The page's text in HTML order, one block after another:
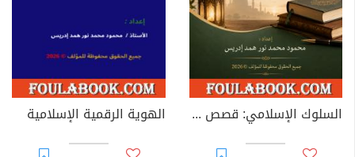
السلوك الإسلامي: قصص تربوية الهوية الرقمية الإسلامية